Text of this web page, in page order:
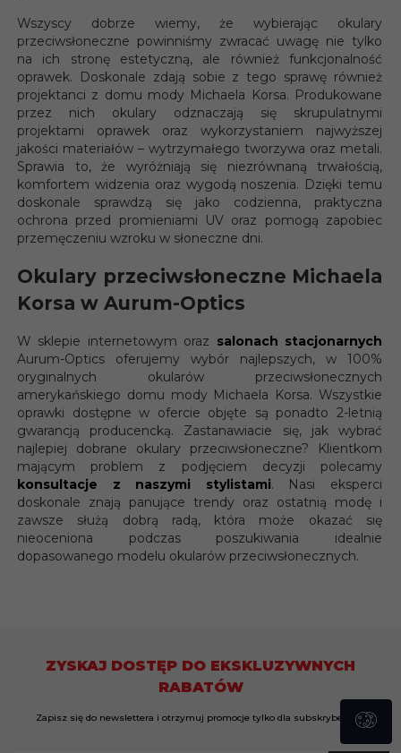
Wszyscy dobrze wiemy, że wybierając okulary
przeciwsłoneczne powinniśmy zwracać uwagę nie tylko
na ich stronę estetyczną, ale również funkcjonalność
oprawek. Doskonale zdają sobie z tego sprawę również
projektanci z domu mody Michaela Korsa. Produkowane
przez nich okulary odznaczają się skrupulatnymi
projektami oprawek oraz wykorzystaniem najwyższej
jakości materiałów – wytrzymałego tworzywa oraz metali.
Sprawia to, że wyróżniają się niezrównaną trwałością,
komfortem widzenia oraz wygodą noszenia. Dzięki temu
doskonale sprawdzą się jako codzienna, praktyczna
ochrona przed promieniami UV oraz pomogą zapobiec
przemęczeniu wzroku w słoneczne dni.
Okulary przeciwsłoneczne Michaela
Korsa w Aurum-Optics
W sklepie internetowym oraz salonach stacjonarnych
Aurum-Optics oferujemy wybór najlepszych, w 100%
oryginalnych okularów przeciwsłonecznych
amerykańskiego domu mody Michaela Korsa. Wszystkie
oprawki dostępne w ofercie objęte są ponadto 2-letnią
gwarancją producencką. Zastanawiacie się, jak wybrać
najlepiej dobrane okulary przeciwsłoneczne? Klientkom
mającym problem z podjęciem decyzji polecamy
konsultacje z naszymi stylistami. Nasi eksperci
doskonale znają panujące trendy oraz ostatnią modę i
zawsze służą dobrą radą, która może okazać się
nieoceniona podczas poszukiwania idealnie
dopasowanego modelu okularów przeciwsłonecznych.
ZYSKAJ DOSTĘP DO EKSKLUZYWNYCH
RABATÓW
Zapisz się do newslettera i otrzymuj promocje tylko dla subskrybentów